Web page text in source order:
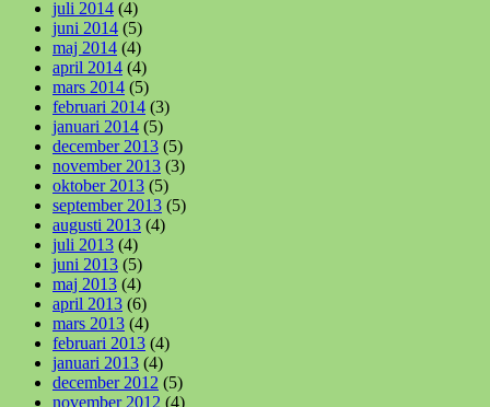
juli 2014 (4)
juni 2014 (5)
maj 2014 (4)
april 2014 (4)
mars 2014 (5)
februari 2014 (3)
januari 2014 (5)
december 2013 (5)
november 2013 (3)
oktober 2013 (5)
september 2013 (5)
augusti 2013 (4)
juli 2013 (4)
juni 2013 (5)
maj 2013 (4)
april 2013 (6)
mars 2013 (4)
februari 2013 (4)
januari 2013 (4)
december 2012 (5)
november 2012 (4)